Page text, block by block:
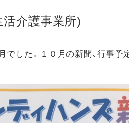
介護事業所)
した。１０月の新聞、行事予